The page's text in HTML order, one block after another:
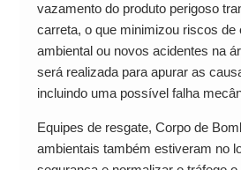
vazamento do produto perigoso
carreta, o que minimizou riscos de
ambiental ou novos acidentes na
será realizada para apurar as
incluindo uma possível falha
Equipes de resgate, Corpo de
ambientais também estiveram no